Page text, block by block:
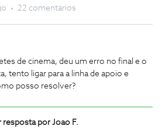
22 comentários
de cinema, deu um erro no final e o
tento ligar para a linha de apoio e
posso resolver?
resposta porJoao F.